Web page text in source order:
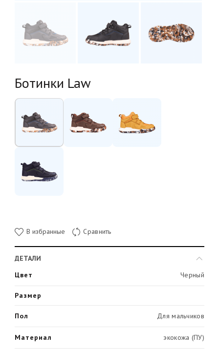
Ботинки Law
В избранные Сравнить
ДЕТАЛИ
Цвет
Черный
Размер
Пол Для мальчиков
Материал экокожа (ПУ)